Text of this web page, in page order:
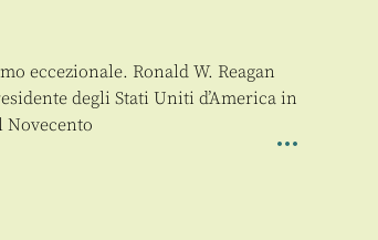
eccezionale. Ronald W. Reagan
degli Stati Uniti d’America in